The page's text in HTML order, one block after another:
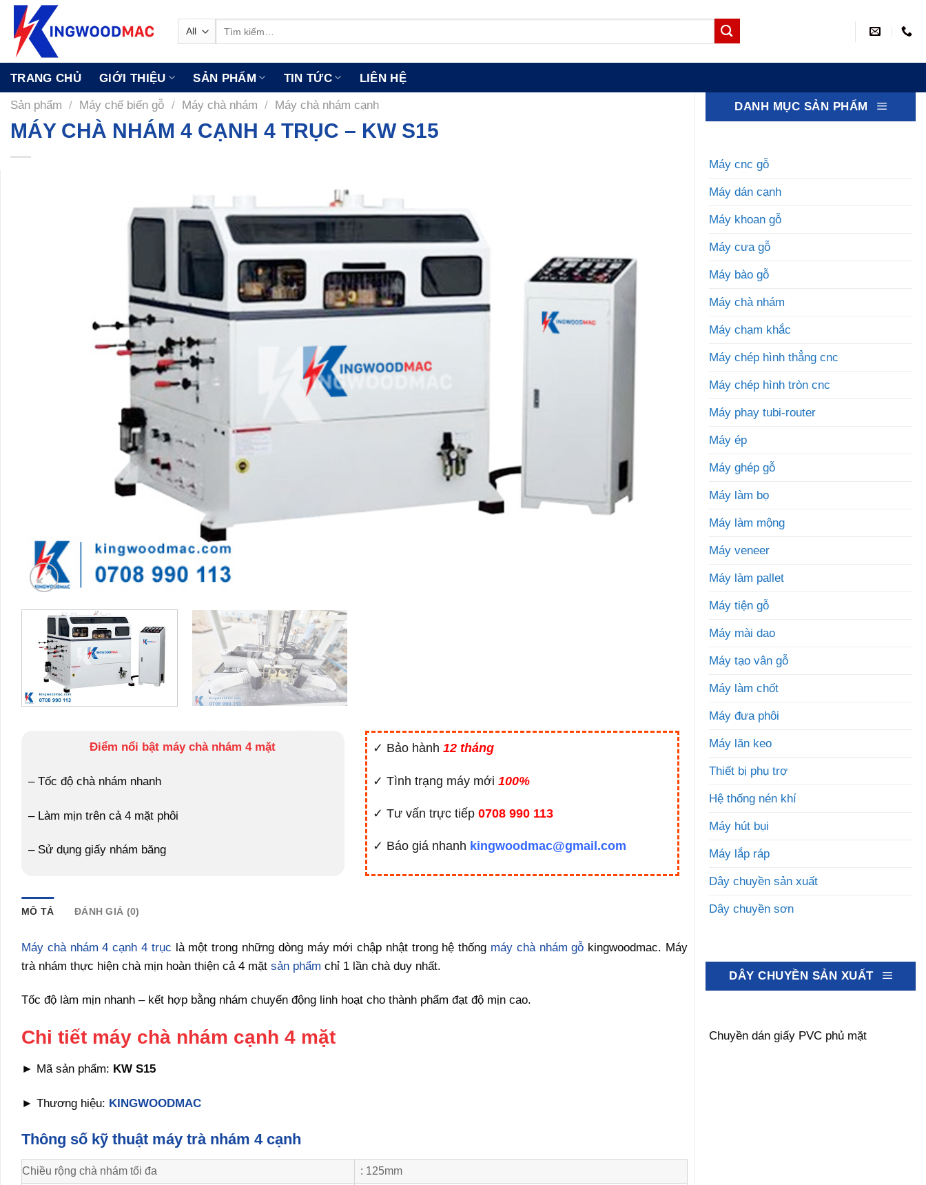
Skip
content
TRANG CHỦ GIỚI THIỆU SẢN PHẨM TIN TỨC
LIÊN HỆ
Sản phẩm / Máy chế biến gỗ / Máy chà nhám / Máy chà nhám cạnh
MÁY CHÀ NHÁM 4 CẠNH 4 TRỤC – KW S15
Điểm nổi bật máy chà nhám 4 mặt
– Tốc độ chà nhám nhanh
– Làm mịn trên cả 4 mặt phôi
– Sử dụng giấy nhám băng
✓ Bảo hành 12 tháng
✓ Tình trạng máy mới 100%
✓ Tư vấn trực tiếp 0708 990 113
✓ Báo giá nhanh kingwoodmac@gmail.com
MÔ TẢ ĐÁNH GIÁ (0)
Máy chà nhám 4 cạnh 4 trục là một trong những dòng máy mới chập nhật trong hệ thống máy chà nhám gỗ kingwoodmac. Máy
trà nhám thực hiện chà mịn hoàn thiện cả 4 mặt sản phẩm chỉ 1 lần chà duy nhất.
Tốc độ làm mịn nhanh – kết hợp bằng nhám chuyển động linh hoạt cho thành phẩm đạt độ mịn cao.
Chi tiết máy chà nhám cạnh 4 mặt
► Mã sản phẩm: KW S15
► Thương hiệu: KINGWOODMAC
Thông số kỹ thuật máy trà nhám 4 cạnh
Chiều rộng chà nhám tối đa : 125mm
DANH MỤC SẢN PHẨM
Máy cnc gỗ
Máy dán cạnh
Máy khoan gỗ
Máy cưa gỗ
Máy bào gỗ
Máy chà nhám
Máy chạm khắc
Máy chép hình thẳng cnc
Máy chép hình tròn cnc
Máy phay tubi-router
Máy ép
Máy ghép gỗ
Máy làm bọ
Máy làm mộng
Máy veneer
Máy làm pallet
Máy tiện gỗ
Máy mài dao
Máy tạo vân gỗ
Máy làm chốt
Máy đưa phôi
Máy lăn keo
Thiết bị phụ trợ
Hệ thống nén khí
Máy hút bụi
Máy lắp ráp
Dây chuyền sản xuất
Dây chuyền sơn
DÂY CHUYỀN SẢN XUẤT
Chuyền dán giấy PVC phủ mặt